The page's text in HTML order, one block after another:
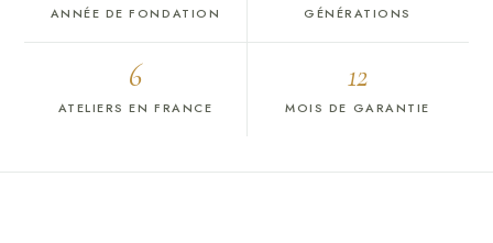
ANNÉE DE FONDATION GÉNÉRATIONS
6
ATELIERS EN FRANCE
12
MOIS DE GARANTIE